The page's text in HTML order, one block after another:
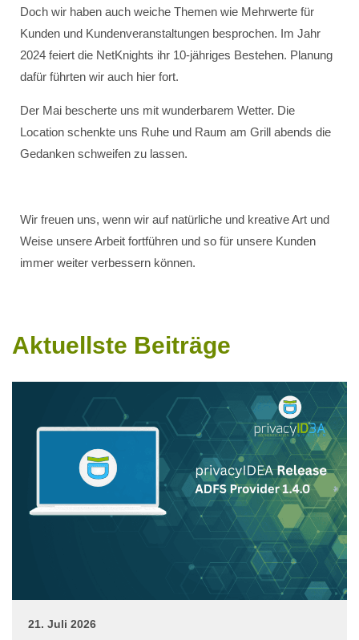
Doch wir haben auch weiche Themen wie Mehrwerte für
Kunden und Kundenveranstaltungen besprochen. Im Jahr
2024 feiert die NetKnights ihr 10-jähriges Bestehen. Planung
dafür führten wir auch hier fort.
Der Mai bescherte uns mit wunderbarem Wetter. Die
Location schenkte uns Ruhe und Raum am Grill abends die
Gedanken schweifen zu lassen.
Wir freuen uns, wenn wir auf natürliche und kreative Art und
Weise unsere Arbeit fortführen und so für unsere Kunden
immer weiter verbessern können.
Aktuellste Beiträge
21. Juli 2026